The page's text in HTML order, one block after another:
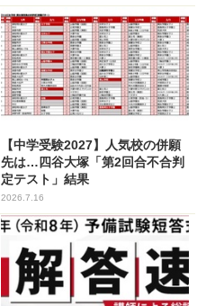
【中学受験2027】人気校の併願
先は…四谷大塚「第2回合不合判
定テスト」結果
2026.7.16